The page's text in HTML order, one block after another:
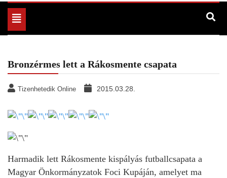
Toggle
navigation
Bronzérmes lett a Rákosmente csapata
Tizenhetedik Online 2015.03.28.
Harmadik lett Rákosmente kispályás futballcsapata a
Magyar Önkormányzatok Foci Kupáján, amelyet ma